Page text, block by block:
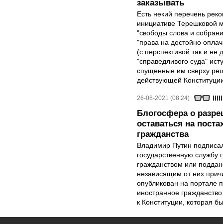
заказывать
Есть некий перечень
инициативе Терешковой
"свободы слова и
"права на достойно
(с перспективой так и не
"справедливого суда"
спущенные им сверху
действующей
26-08-2021 (08:24)
Блогосфера о
оставаться на
гражданства
Владимир Путин
государственную
гражданством или
независящим от них
опубликован на портале
иностранное
к Конституции, которая